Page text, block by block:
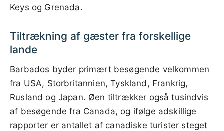
Keys og Grenada.
Tiltrækning af gæster fra forskellige
lande
Barbados byder primært besøgende velkommen
fra USA, Storbritannien, Tyskland, Frankrig,
Rusland og Japan. Øen tiltrækker også tusindvis
af besøgende fra Canada, og ifølge adskillige
rapporter er antallet af canadiske turister steget